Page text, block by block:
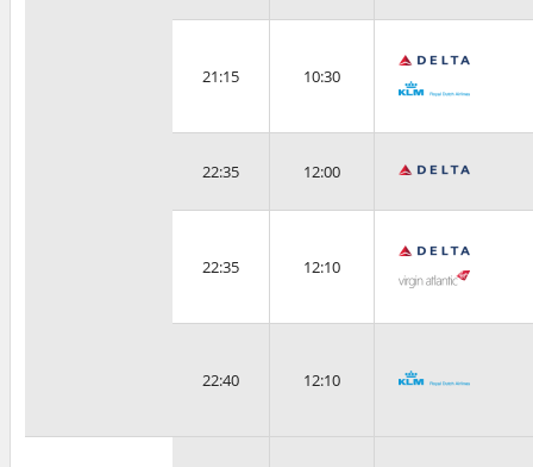
21:15 10:30
22:35 12:00
22:35 12:10
22:40 12:10